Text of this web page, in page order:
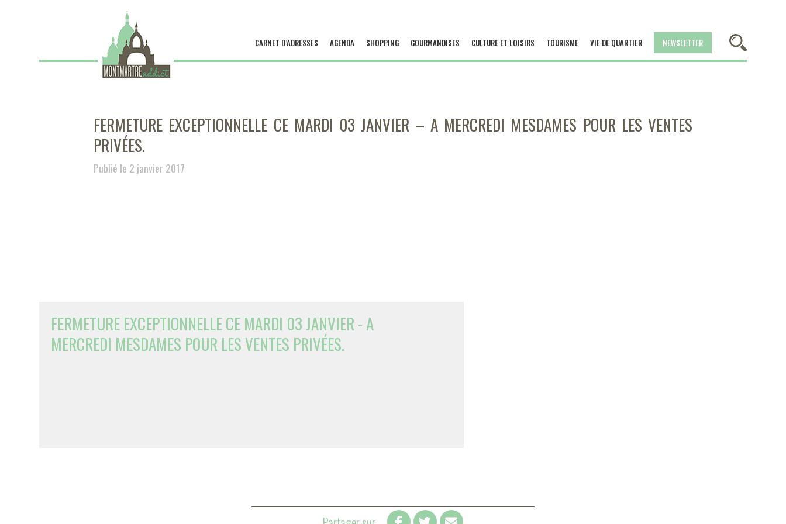
CARNET D’ADRESSES AGENDA SHOPPING GOURMANDISES CULTURE ET LOISIRS TOURISME VIE DE QUARTIER NEWSLETTER
FERMETURE EXCEPTIONNELLE CE MARDI 03 JANVIER – A MERCREDI MESDAMES POUR LES VENTES
PRIVÉES.
Publié le 2 janvier 2017
FERMETURE EXCEPTIONNELLE CE MARDI 03 JANVIER - A
MERCREDI MESDAMES POUR LES VENTES PRIVÉES.